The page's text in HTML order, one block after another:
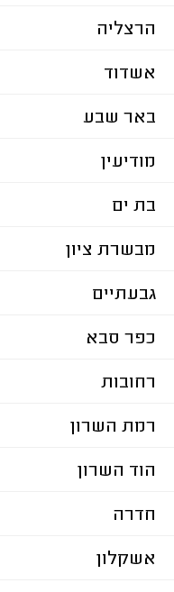
הרצליה
אשדוד
באר שבע
מודיעין
בת ים
מבשרת ציון
גבעתיים
כפר סבא
רחובות
רמת השרון
הוד השרון
חדרה
אשקלון